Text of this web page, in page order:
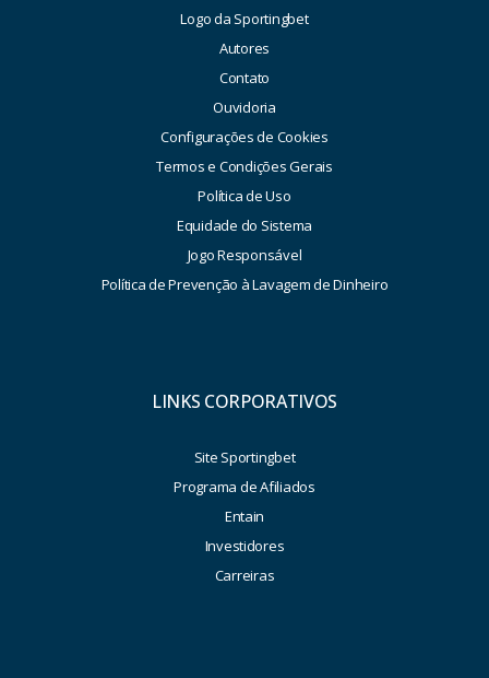
Logo da Sportingbet
Autores
Contato
Ouvidoria
Configurações de Cookies
Termos e Condições Gerais
Política de Uso
Equidade do Sistema
Jogo Responsável
Política de Prevenção à Lavagem de Dinheiro
LINKS CORPORATIVOS
Site Sportingbet
Programa de Afiliados
Entain
Investidores
Carreiras